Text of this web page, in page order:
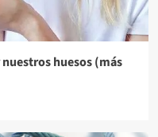
huesos (más